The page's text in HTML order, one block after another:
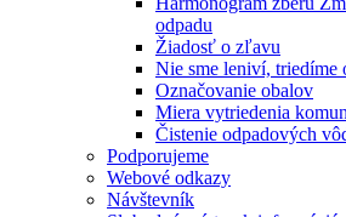
odpadu
Žiadosť o zľavu
Nie sme leniví, triedíme
Označovanie obalov
Miera vytriedenia
Čistenie odpadových
Podporujeme
Webové odkazy
Návštevník